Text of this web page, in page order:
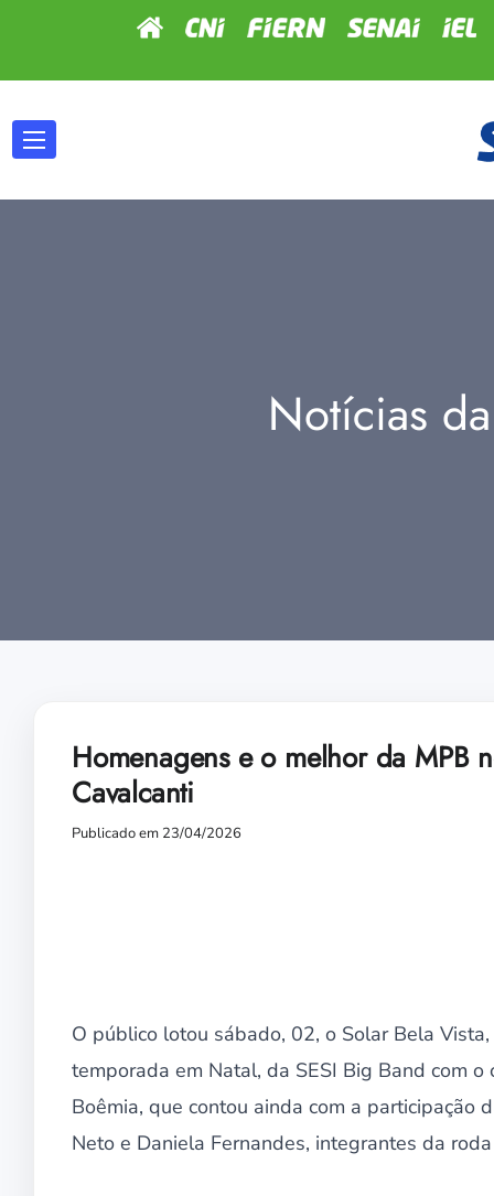
Notícias
Homenagens e o melhor da MPB
Cavalcanti
Publicado em 23/04/2026
O público lotou sábado, 02, o Solar Bela
temporada em Natal, da SESI Big Band com
Boêmia, que contou ainda com a participação
Neto e Daniela Fernandes, integrantes da